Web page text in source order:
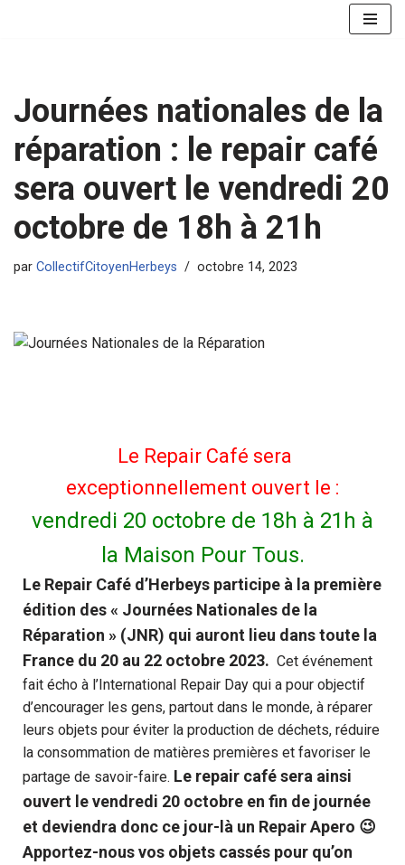
contenu
Journées nationales de la
réparation : le repair café
sera ouvert le vendredi 20
octobre de 18h à 21h
par CollectifCitoyenHerbeys octobre 14, 2023
Le Repair Café sera
exceptionnellement ouvert le :
vendredi 20 octobre de 18h à 21h à
la Maison Pour Tous.
Le Repair Café d’Herbeys participe à la première
édition des « Journées Nationales de la
Réparation » (JNR) qui auront lieu dans toute la
France du 20 au 22 octobre 2023. Cet événement
fait écho à l’International Repair Day qui a pour objectif
d’encourager les gens, partout dans le monde, à réparer
leurs objets pour éviter la production de déchets, réduire
la consommation de matières premières et favoriser le
partage de savoir-faire. Le repair café sera ainsi
ouvert le vendredi 20 octobre en fin de journée
et deviendra donc ce jour-là un Repair Apero 😉
Apportez-nous vos objets cassés pour qu’on